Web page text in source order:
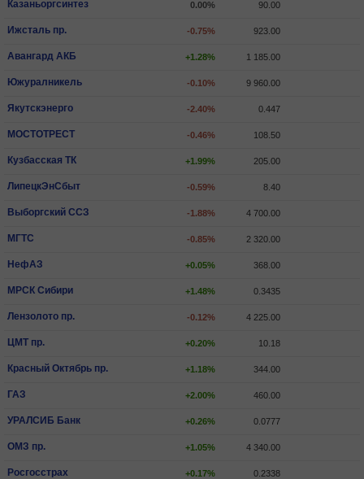
Казаньоргсинтез 0.00% 90.00
Ижсталь пр. -0.75% 923.00
Авангард АКБ +1.28% 1 185.00
Южуралникель -0.10% 9 960.00
Якутскэнерго -2.40% 0.447
МОСТОТРЕСТ -0.46% 108.50
Кузбасская ТК +1.99% 205.00
ЛипецкЭнСбыт -0.59% 8.40
Выборгский ССЗ -1.88% 4 700.00
МГТС -0.85% 2 320.00
НефАЗ +0.05% 368.00
МРСК Сибири +1.48% 0.3435
Лензолото пр. -0.12% 4 225.00
ЦМТ пр. +0.20% 10.18
Красный Октябрь пр. +1.18% 344.00
ГАЗ +2.00% 460.00
УРАЛСИБ Банк +0.26% 0.0777
ОМЗ пр. +1.05% 4 340.00
Росгосстрах +0.17% 0.2338